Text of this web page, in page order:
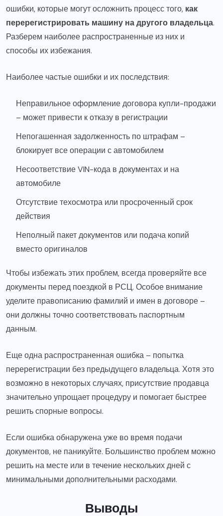
ошибки, которые могут осложнить процесс того, как
перерегистрировать машину на другого владельца.
Разберем наиболее распространенные из них и
способы их избежания.
Наиболее частые ошибки и их последствия:
Неправильное оформление договора купли-продажи
– может привести к отказу в регистрации
Непогашенная задолженность по штрафам –
блокирует все операции с автомобилем
Несоответствие VIN-кода в документах и на
автомобиле
Отсутствие техосмотра или просроченный срок
действия
Неполный пакет документов или подача копий
вместо оригиналов
Чтобы избежать этих проблем, всегда проверяйте все
документы перед поездкой в РСЦ. Особое внимание
уделите правописанию фамилий и имен в договоре –
они должны точно соответствовать паспортным
данным.
Еще одна распространенная ошибка – попытка
перерегистрации без предыдущего владельца. Хотя это
возможно в некоторых случаях, присутствие продавца
значительно упрощает процедуру и помогает быстрее
решить спорные вопросы.
Если ошибка обнаружена уже во время подачи
документов, не паникуйте. Большинство проблем можно
решить на месте или в течение нескольких дней с
минимальными дополнительными расходами.
Выводы